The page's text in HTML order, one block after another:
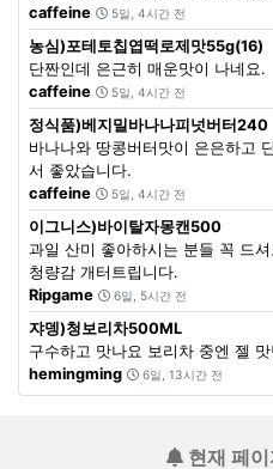
caffeine
5일, 4시간 전
농심)포테토칩엽떡로제맛55g(16)
단짠인데 은근히 매운맛이 나네요.
caffeine
5일, 4시간 전
정식품)베지밀바나나피넛버터240
바나나와 땅콩버터맛이 은은하고
서 좋았습니다.
caffeine
5일, 4시간 전
이그니스)바이탈자몽캔500
과일 산미 좋아하시는 분들 꼭 드
청량감 개터트립니다.
Ripgame
6일, 5시간 전
쟈뎅)청보리차500ML
구수하고 맛나요 보리차 중엔 젤 맛
hemingming
6일, 13시간 전
현재 페이